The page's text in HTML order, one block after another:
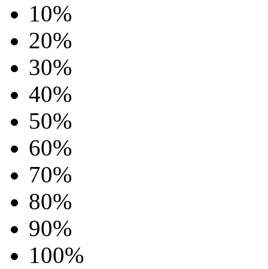
10%
20%
30%
40%
50%
60%
70%
80%
90%
100%